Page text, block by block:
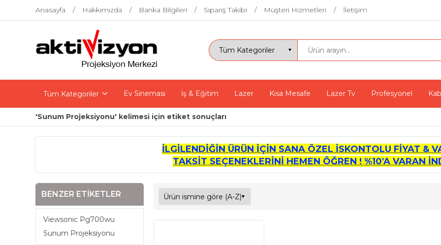
Anasayfa Hakkımızda Banka Bilgileri Sipariş Takibi Müşteri Hizmetleri İletişim
Tüm Kategoriler Ev Sineması İş & Eğitim Lazer Kısa Mesafe Lazer Tv Profesyonel
'Sunum Projeksiyonu' kelimesi için etiket sonuçları
İLGİLENDİĞİN ÜRÜN İÇİN SANA ÖZEL İSKONTOLU FİYAT &
TAKSİT SEÇENEKLERİNİ HEMEN ÖĞREN ! %10'A VARAN
BENZER ETIKETLER
Viewsonic Pg700wu
Sunum Projeksiyonu